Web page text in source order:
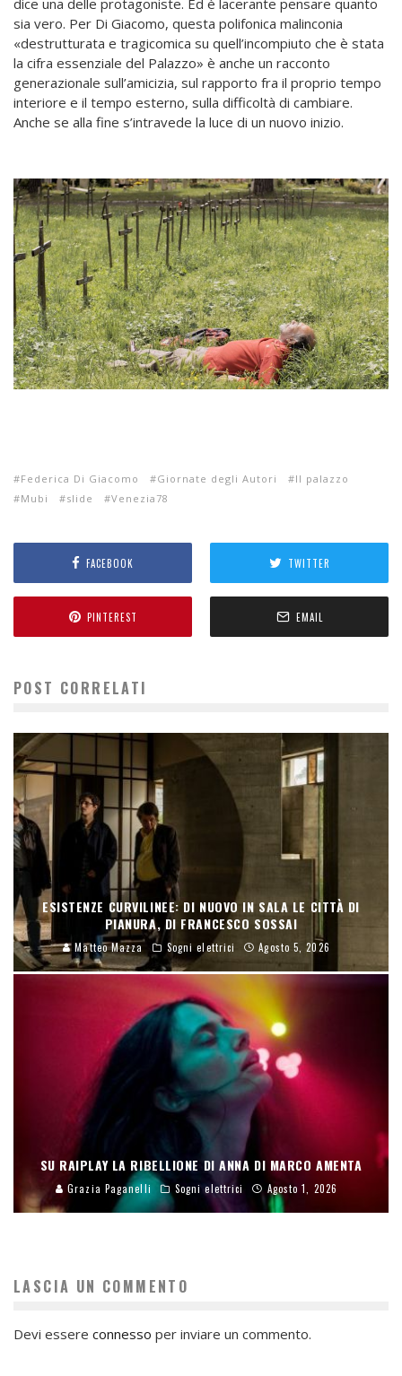
dice una delle protagoniste. Ed è lacerante pensare quanto
sia vero. Per Di Giacomo, questa polifonica malinconia
«destrutturata e tragicomica su quell’incompiuto che è stata
la cifra essenziale del Palazzo» è anche un racconto
generazionale sull’amicizia, sul rapporto fra il proprio tempo
interiore e il tempo esterno, sulla difficoltà di cambiare.
Anche se alla fine s’intravede la luce di un nuovo inizio.
Federica Di Giacomo Giornate degli Autori
Il palazzo
Mubi
slide Venezia78
FACEBOOK TWITTER
PINTEREST EMAIL
POST CORRELATI
ESISTENZE CURVILINEE: DI NUOVO IN SALA LE CITTÀ DI
PIANURA, DI FRANCESCO SOSSAI
Matteo Mazza Sogni elettrici Agosto 5, 2026
SU RAIPLAY LA RIBELLIONE DI ANNA DI MARCO AMENTA
Grazia Paganelli Sogni elettrici Agosto 1, 2026
LASCIA UN COMMENTO
Devi essere connesso per inviare un commento.